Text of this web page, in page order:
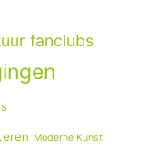
fanclubs
Moderne Kunst